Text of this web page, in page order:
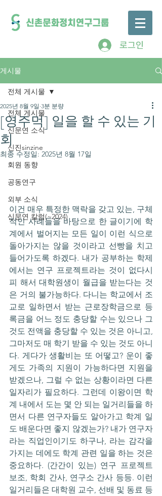
로그인
게시물
전체 게시물
신문연 소식
신진sinzine
회원 동향
공동연구
외부 소식
신문연 칼럼(~2024)
전체 게시물
[영주먹] 일을 할 수 있는 기
회
2025년 8월 9일 3분 분량
최종 수정일: 2025년 8월 17일
이건 매우 특정한 맥락을 갖고 있는, 구체
적인 사례들을 바탕으로 한 글이기에 학
계에서 벌어지는 모든 일이 이런 식으로
돌아가지는 않을 것이라고 선빵을 치고
들어가도록 하겠다. 내가 공부하는 학제
에서는 연구 프로젝트라는 것이 없다시
피 해서 대학원생이 월급을 받는다는 것
은 거의 불가능하다. 다니는 학교에서 조
교로 일하면서 받는 근로장학금으로 등
록금을 어느 정도 충당할 수는 있으나 그
것도 전액을 충당할 수 있는 것은 아니고,
그마저도 매 학기 받을 수 있는 것도 아니
다. 게다가 생활비는 또 어떻고? 운이 좋
게도 가족의 지원이 가능하다면 지원을
받겠으나, 그럴 수 없는 상황이라면 다른
일자리가 필요하다. 그런데 이왕이면 학
계 내에서 도는 몇 안 되는 일거리들을 하
면서 다른 연구자들도 알아가고 학계 일
도 배운다면 좋지 않겠는가? 내가 연구자
라는 직업인이기도 하구나, 라는 감각을
가지는 데에도 학계 관련 일을 하는 것은
중요하다. (간간이 있는) 연구 프로젝트
보조, 학회 간사, 연구소 간사 등등. 이런
일거리들은 대학원 교수, 선배 및 동료 등